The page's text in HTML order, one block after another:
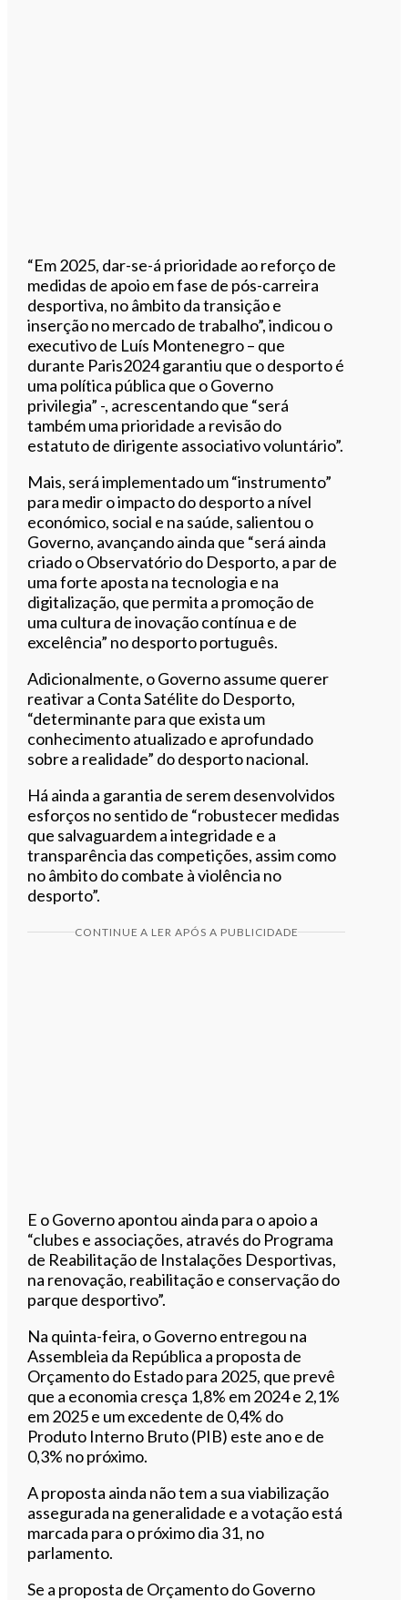
“Em 2025, dar-se-á prioridade ao reforço de
medidas de apoio em fase de pós-carreira
desportiva, no âmbito da transição e
inserção no mercado de trabalho”, indicou o
executivo de Luís Montenegro – que
durante Paris2024 garantiu que o desporto é
uma política pública que o Governo
privilegia” -, acrescentando que “será
também uma prioridade a revisão do
estatuto de dirigente associativo voluntário”.
Mais, será implementado um “instrumento”
para medir o impacto do desporto a nível
económico, social e na saúde, salientou o
Governo, avançando ainda que “será ainda
criado o Observatório do Desporto, a par de
uma forte aposta na tecnologia e na
digitalização, que permita a promoção de
uma cultura de inovação contínua e de
excelência” no desporto português.
Adicionalmente, o Governo assume querer
reativar a Conta Satélite do Desporto,
“determinante para que exista um
conhecimento atualizado e aprofundado
sobre a realidade” do desporto nacional.
Há ainda a garantia de serem desenvolvidos
esforços no sentido de “robustecer medidas
que salvaguardem a integridade e a
transparência das competições, assim como
no âmbito do combate à violência no
desporto”.
CONTINUE A LER APÓS A PUBLICIDADE
E o Governo apontou ainda para o apoio a
“clubes e associações, através do Programa
de Reabilitação de Instalações Desportivas,
na renovação, reabilitação e conservação do
parque desportivo”.
Na quinta-feira, o Governo entregou na
Assembleia da República a proposta de
Orçamento do Estado para 2025, que prevê
que a economia cresça 1,8% em 2024 e 2,1%
em 2025 e um excedente de 0,4% do
Produto Interno Bruto (PIB) este ano e de
0,3% no próximo.
A proposta ainda não tem a sua viabilização
assegurada na generalidade e a votação está
marcada para o próximo dia 31, no
parlamento.
Se a proposta de Orçamento do Governo